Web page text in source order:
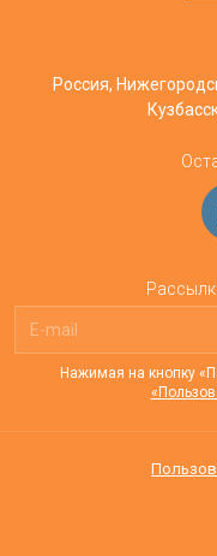
Россия,
Нажимая на кнопку